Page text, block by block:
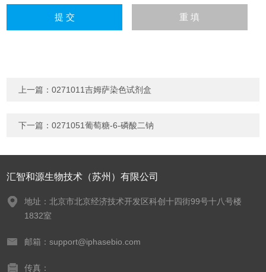
上一篇：0271011吉姆萨染色试剂盒
下一篇：0271051葡萄糖-6-磷酸二钠
汇智和源生物技术（苏州）有限公司
地址：北京市北京经济技术开发区科创十四街99号十八号楼
1832室
邮箱：support@iphasebio.com
传真：